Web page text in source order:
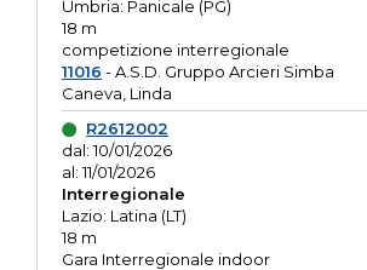
Umbria: Panicale (PG)
18 m
competizione interregionale
11016 - A.S.D. Gruppo Arcieri Simba
Caneva, Linda
R2612002
dal: 10/01/2026
al: 11/01/2026
Interregionale
Lazio: Latina (LT)
18 m
Gara Interregionale indoor